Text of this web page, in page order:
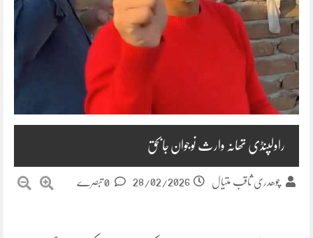
راولپنڈی تھانہ وارث نوجوان جابحق
چوھدری ثاقب متیال 28/02/2026